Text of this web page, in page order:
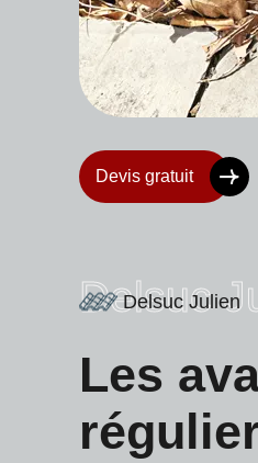
Devis gratuit
Delsuc Julien
Delsuc
Les